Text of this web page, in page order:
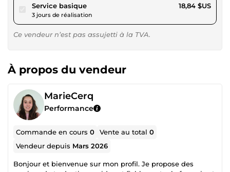
Service basiquepour 17,36 $US
3 jours de réalisation
18,84 $US
Ce vendeur n’est pas assujetti à la TVA.
À propos du vendeur
MarieCerq
Performance
Commande en cours0 Vente au total0
Vendeur depuis Mars 2026
Bonjour et bienvenue sur mon profil. Je propose des